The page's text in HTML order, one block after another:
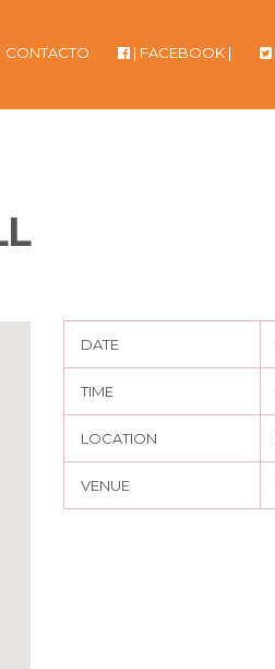
CONTACTO | FACEBOOK |
DATE
TIME
LOCATION
VENUE